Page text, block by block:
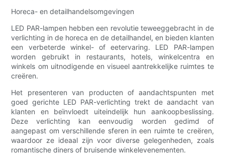
Horeca- en detailhandelsomgevingen
LED PAR-lampen hebben een revolutie teweeggebracht in de
verlichting in de horeca en de detailhandel, en bieden klanten
een verbeterde winkel- of eetervaring. LED PAR-lampen
worden gebruikt in restaurants, hotels, winkelcentra en
winkels om uitnodigende en visueel aantrekkelijke ruimtes te
creëren.
Het presenteren van producten of aandachtspunten met
goed gerichte LED PAR-verlichting trekt de aandacht van
klanten en beïnvloedt uiteindelijk hun aankoopbeslissing.
Deze verlichting kan eenvoudig worden gedimd of
aangepast om verschillende sferen in een ruimte te creëren,
waardoor ze ideaal zijn voor diverse gelegenheden, zoals
romantische diners of bruisende winkelevenementen.